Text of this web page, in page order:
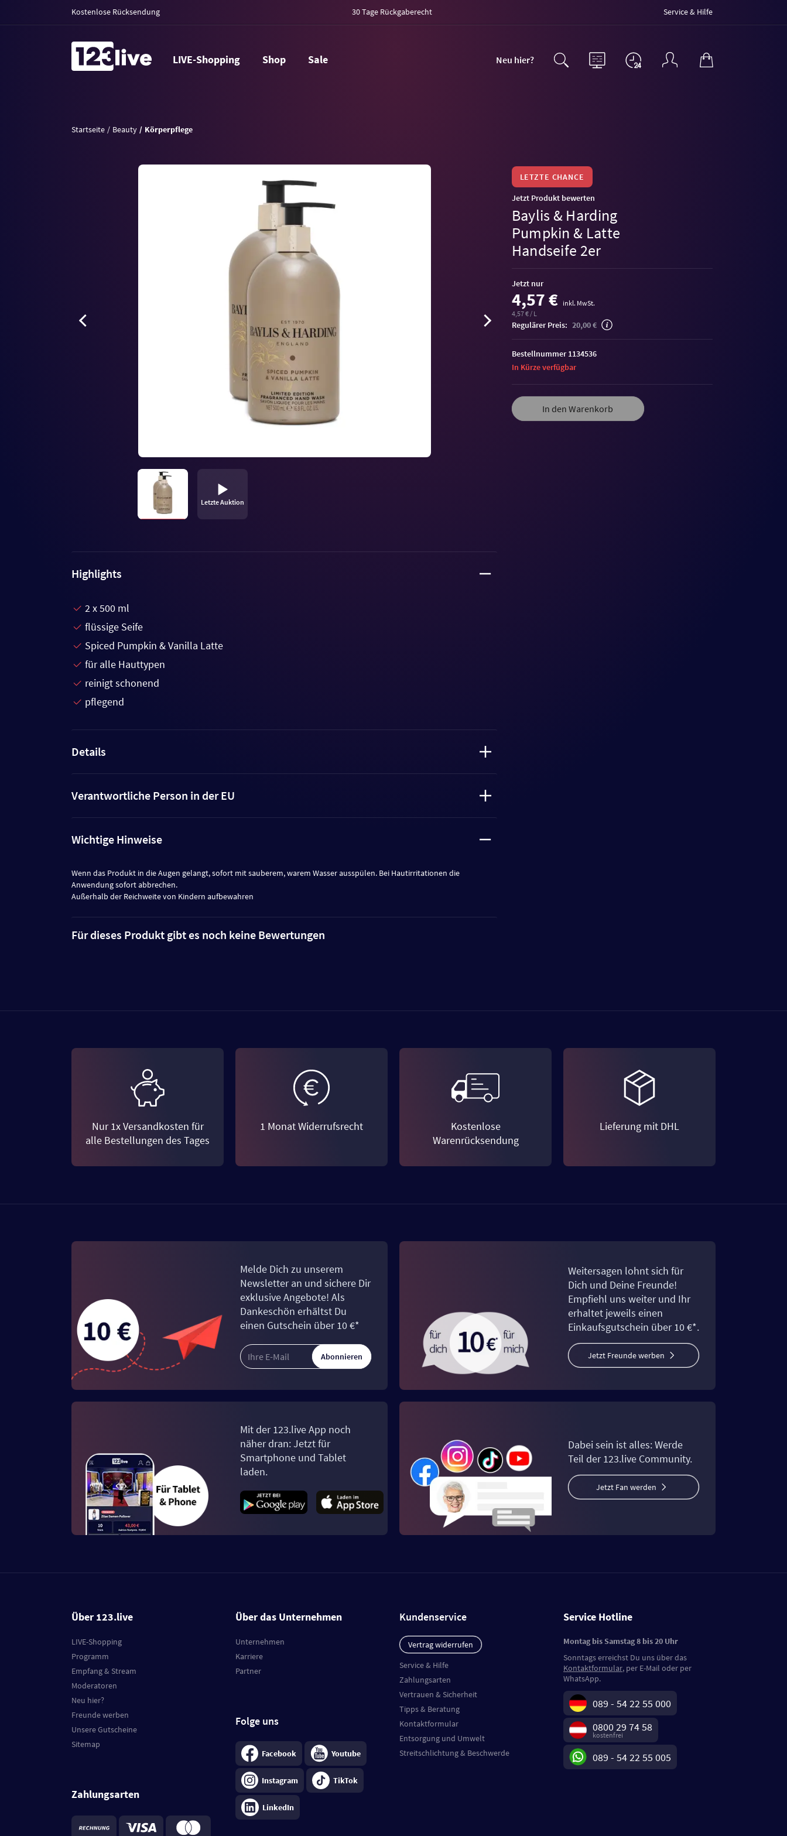
Kostenlose Rücksendung 30 Tage Rückgaberecht Service & Hilfe
LIVE-Shopping Shop Sale Neu hier?
Startseite Beauty Körperpflege
Volume
90%
Letzte Auktion
LETZTE CHANCE
Jetzt Produkt bewerten
Baylis & Harding
Pumpkin & Latte
Handseife 2er
Jetzt nur
4,57 €
inkl. MwSt.
4,57 € / L
Regulärer Preis: 20,00 €
In den Warenkorb
Bestellnummer 1134536
In Kürze verfügbar
Highlights
2 x 500 ml
flüssige Seife
Spiced Pumpkin & Vanilla Latte
für alle Hauttypen
reinigt schonend
pflegend
Details
Verantwortliche Person in der EU
Wichtige Hinweise
Wenn das Produkt in die Augen gelangt, sofort mit sauberem, warem Wasser ausspülen. Bei Hautirritationen die
Anwendung sofort abbrechen.
Außerhalb der Reichweite von Kindern aufbewahren
Für dieses Produkt gibt es noch keine Bewertungen
Nur 1x Versandkosten für
alle Bestellungen des Tages
1 Monat Widerrufsrecht
Kostenlose
Warenrücksendung
Lieferung mit DHL
Melde Dich zu unserem
Newsletter an und sichere Dir
exklusive Angebote! Als
Dankeschön erhältst Du
einen Gutschein über 10 €*
Abonnieren
Weitersagen lohnt sich für
Dich und Deine Freunde!
Empfiehl uns weiter und Ihr
erhaltet jeweils einen
Einkaufsgutschein über 10 €*.
Jetzt Freunde werben
Mit der 123.live App noch
näher dran: Jetzt für
Smartphone und Tablet
laden.
Dabei sein ist alles: Werde
Teil der 123.live Community.
Jetzt Fan werden
Über 123.live
LIVE-Shopping
Programm
Empfang & Stream
Moderatoren
Neu hier?
Freunde werben
Unsere Gutscheine
Sitemap
Zahlungsarten
Über das Unternehmen
Unternehmen
Karriere
Partner
Folge uns
Facebook Youtube
Instagram TikTok
LinkedIn
Kundenservice
Vertrag widerrufen
Service & Hilfe
Zahlungsarten
Vertrauen & Sicherheit
Tipps & Beratung
Kontaktformular
Entsorgung und Umwelt
Streitschlichtung & Beschwerde
Service Hotline
Montag bis Samstag 8 bis 20 Uhr
Sonntags erreichst Du uns über das
Kontaktformular, per E-Mail oder per
WhatsApp.
089 - 54 22 55 000
0800 29 74 58
kostenfrei
089 - 54 22 55 005